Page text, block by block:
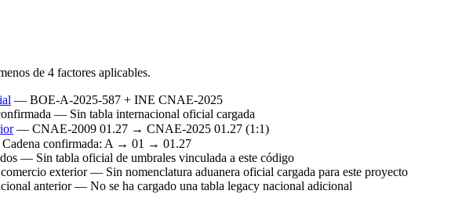
de 4 factores aplicables.
— BOE-A-2025-587 + INE CNAE-2025
— Sin tabla internacional oficial cargada
— CNAE-2009 01.27 → CNAE-2025 01.27 (1:1)
confirmada: A → 01 → 01.27
— Sin tabla oficial de umbrales vinculada a este código
exterior— Sin nomenclatura aduanera oficial cargada para este proyecto
anterior— No se ha cargado una tabla legacy nacional adicional